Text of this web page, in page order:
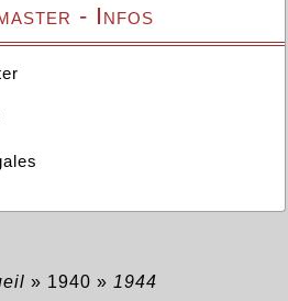
- Infos
» 1940 » 1944